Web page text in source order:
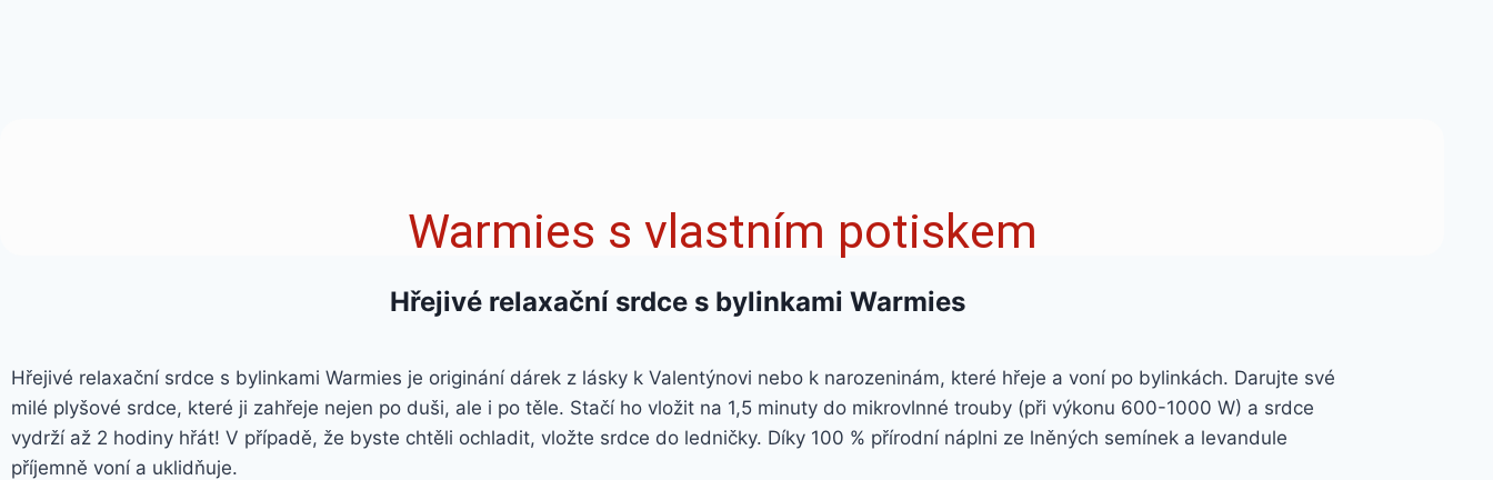
Warmies s vlastním potiskem
Hřejivé relaxační srdce s bylinkami Warmies
Hřejivé relaxační srdce s bylinkami Warmies je originání dárek z lásky k Valentýnovi nebo k narozeninám, které hřeje a voní po bylinkách. Darujte své
milé plyšové srdce, které ji zahřeje nejen po duši, ale i po těle. Stačí ho vložit na 1,5 minuty do mikrovlnné trouby (při výkonu 600-1000 W) a srdce
vydrží až 2 hodiny hřát! V případě, že byste chtěli ochladit, vložte srdce do ledničky. Díky 100 % přírodní náplni ze lněných semínek a levandule
příjemně voní a uklidňuje.